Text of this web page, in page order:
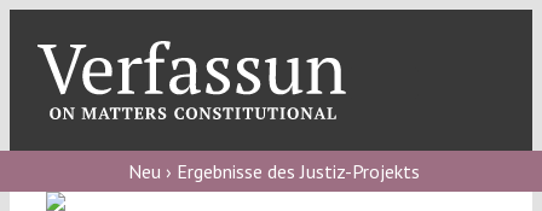
content
blog
Neu › Ergebnisse des Justiz-Projekts